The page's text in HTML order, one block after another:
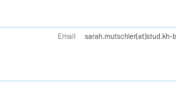
Email sarah.mutschler(at)stud.kh-